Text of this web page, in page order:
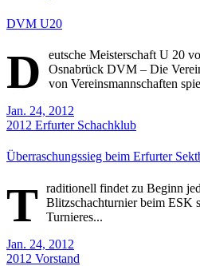
DVM U20
D
eutsche Meisterschaft U 20
Osnabrück DVM – Die
von Vereinsmannschaften
Jan. 24, 2012
2012 Erfurter Schachklub
Überraschungssieg beim Erfurter
T raditionell findet zu Beginn
Blitzschachturnier beim ESK
Turnieres...
Jan. 24, 2012
2012 Vorstand